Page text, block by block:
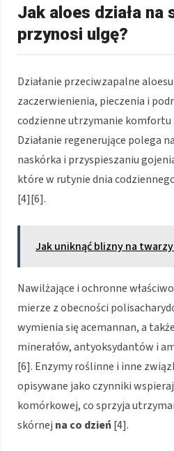
Jak aloes działa na
przynosi ulgę?
Działanie przeciwzapalne
zaczerwienienia, pieczenia i
codzienne utrzymanie
Działanie regenerujące polega
naskórka i przyspieszaniu
które w rutynie dnia
[4][6].
Jak uniknąć blizny na
Nawilżające i ochronne
mierze z obecności
wymienia się acemannan, a
minerałów, antyoksydantów i
[6]. Enzymy roślinne i inne
opisywane jako czynniki
komórkowej, co sprzyja
skórnej na co dzień[4].